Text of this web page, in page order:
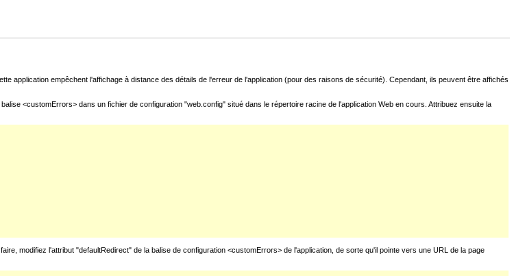
application empêchent l'affichage à distance des détails de l'erreur de l'application (pour des raisons de sécurité). Cependant, ils peuvent être affichés
<customErrors> dans un fichier de configuration "web.config" situé dans le répertoire racine de l'application Web en cours. Attribuez ensuite la
modifiez l'attribut "defaultRedirect" de la balise de configuration <customErrors> de l'application, de sorte qu'il pointe vers une URL de la page